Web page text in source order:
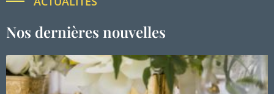
Nos dernières nouvelles